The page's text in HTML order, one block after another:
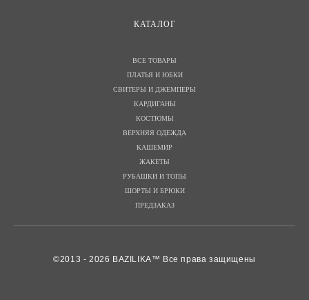
КАТАЛОГ
ВСЕ ТОВАРЫ
ПЛАТЬЯ И ЮБКИ
СВИТЕРЫ И ДЖЕМПЕРЫ
КАРДИГАНЫ
КОСТЮМЫ
ВЕРХНЯЯ ОДЕЖДА
КАШЕМИР
ЖАКЕТЫ
РУБАШКИ И ТОПЫ
ШОРТЫ И БРЮКИ
ПРЕДЗАКАЗ
©2013 - 2026 BAZILIKA™ Все права защищены